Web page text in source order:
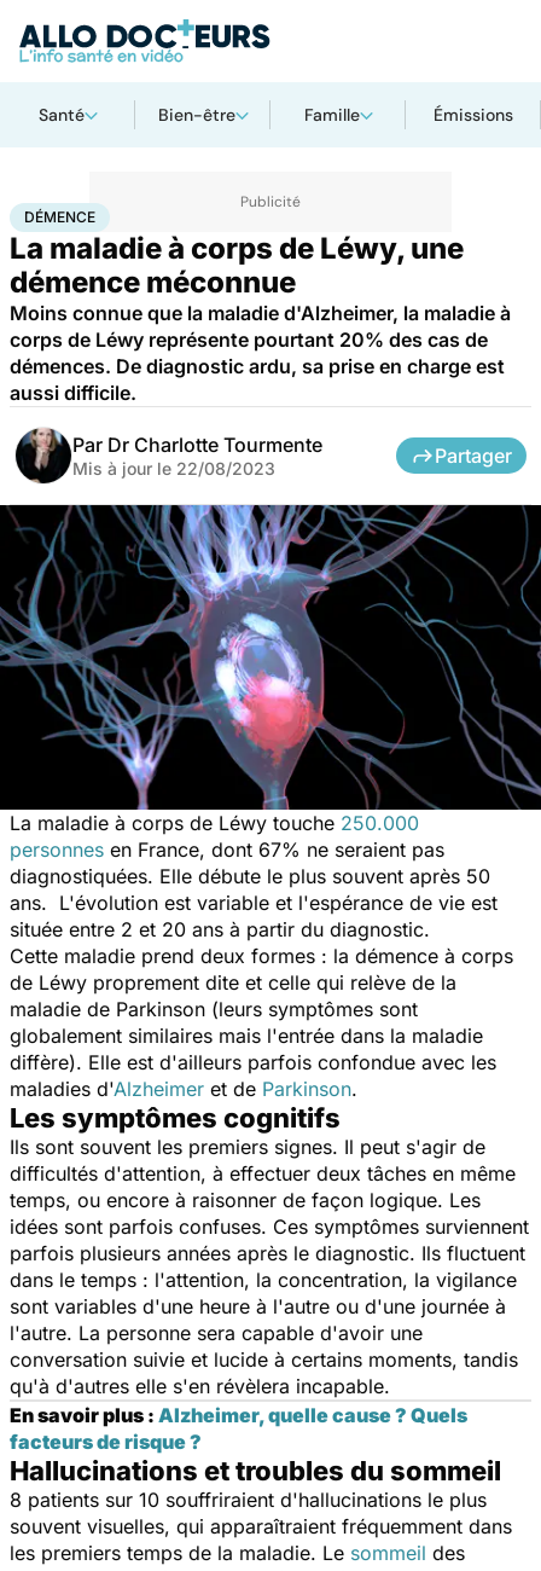
Santé Bien-être Famille Émissions
AccueilSanté Maladies neurologiques
DÉMENCE
La maladie à corps de Léwy, une
démence méconnue
Moins connue que la maladie d'Alzheimer, la maladie à
corps de Léwy représente pourtant 20% des cas de
démences. De diagnostic ardu, sa prise en charge est
aussi difficile.
Par Dr Charlotte Tourmente
Mis à jour le 22/08/2023
Partager
La maladie à corps de Léwy touche 250.000
personnes en France, dont 67% ne seraient pas
diagnostiquées. Elle débute le plus souvent après 50
ans. L'évolution est variable et l'espérance de vie est
située entre 2 et 20 ans à partir du diagnostic.
Cette maladie prend deux formes : la démence à corps
de Léwy proprement dite et celle qui relève de la
maladie de Parkinson (leurs symptômes sont
globalement similaires mais l'entrée dans la maladie
diffère). Elle est d'ailleurs parfois confondue avec les
maladies d'Alzheimer et de Parkinson.
Les symptômes cognitifs
Ils sont souvent les premiers signes. Il peut s'agir de
difficultés d'attention, à effectuer deux tâches en même
temps, ou encore à raisonner de façon logique. Les
idées sont parfois confuses. Ces symptômes surviennent
parfois plusieurs années après le diagnostic. Ils fluctuent
dans le temps : l'attention, la concentration, la vigilance
sont variables d'une heure à l'autre ou d'une journée à
l'autre. La personne sera capable d'avoir une
conversation suivie et lucide à certains moments, tandis
qu'à d'autres elle s'en révèlera incapable.
En savoir plus : Alzheimer, quelle cause ? Quels
facteurs de risque ?
Hallucinations et troubles du sommeil
8 patients sur 10 souffriraient d'hallucinations le plus
souvent visuelles, qui apparaîtraient fréquemment dans
les premiers temps de la maladie. Le sommeil des